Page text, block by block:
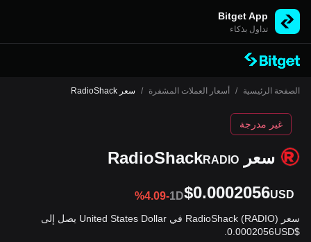
Bitget App
تداول بذكاء
الصفحة الرئيسية / أسعار العملات المشفرة / سعر RadioShack
سعر RadioShack RADIO
غير مدرجة
$0.0002056USD
%4.09-1D
سعر RadioShack (RADIO) في United States Dollar يصل إلى
$0.0002056USD.